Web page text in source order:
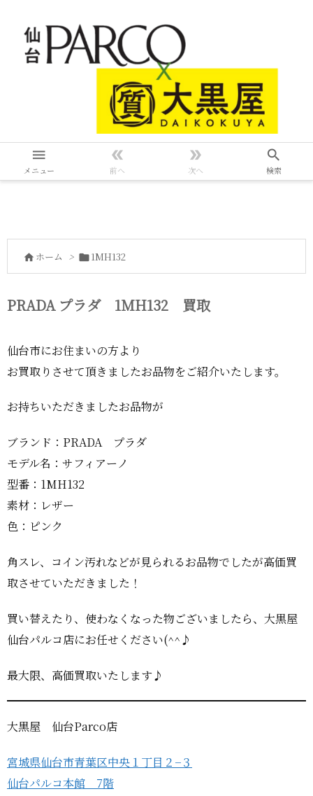

メニュー

前へ

次へ

検索
 ホーム > 1MH132
PRADA プラダ 1MH132 買取
仙台市にお住まいの方より
お買取りさせて頂きましたお品物をご紹介いたします。
お持ちいただきましたお品物が
ブランド：PRADA プラダ
モデル名：サフィアーノ
型番：1MH132
素材：レザー
色：ピンク
角スレ、コイン汚れなどが見られるお品物でしたが高価買
取させていただきました！
買い替えたり、使わなくなった物ございましたら、大黒屋
仙台パルコ店にお任せください(^^♪
最大限、高価買取いたします♪
大黒屋 仙台Parco店
宮城県仙台市青葉区中央１丁目２−３
仙台パルコ本館 7階